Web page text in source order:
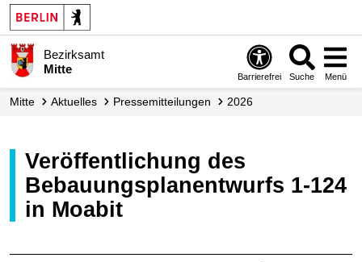
Bezirksamt
Mitte
Barrierefrei Suche Menü
Mitte Aktuelles Presse­mitteilungen 2026
Veröffentlichung des
Bebauungsplanentwurfs 1-124
in Moabit